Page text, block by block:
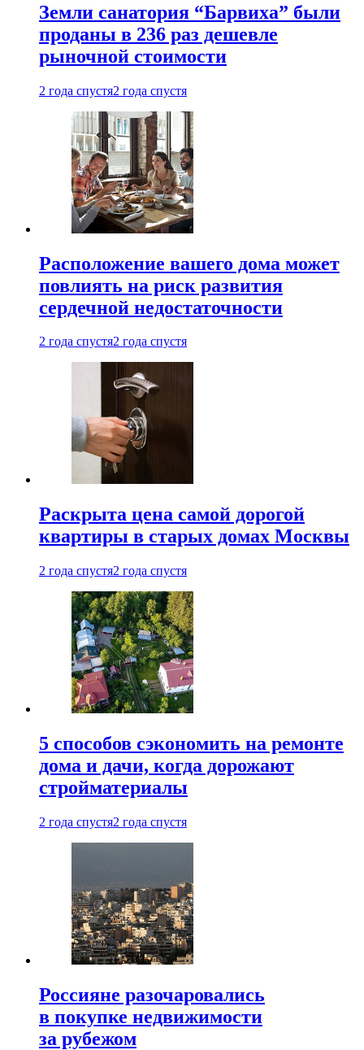
Земли санатория “Барвиха” были
проданы в 236 раз дешевле
рыночной стоимости
2 года спустя2 года спустя
Расположение вашего дома может
повлиять на риск развития
сердечной недостаточности
2 года спустя2 года спустя
Раскрыта цена самой дорогой
квартиры в старых домах Москвы
2 года спустя2 года спустя
5 способов сэкономить на ремонте
дома и дачи, когда дорожают
стройматериалы
2 года спустя2 года спустя
Россияне разочаровались
в покупке недвижимости
за рубежом